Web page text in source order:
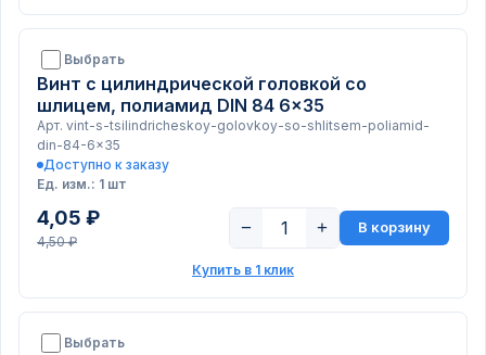
Выбрать
Винт с цилиндрической головкой со
шлицем, полиамид DIN 84 6x35
Арт. vint-s-tsilindricheskoy-golovkoy-so-shlitsem-poliamid-
din-84-6x35
Доступно к заказу
Ед. изм.: 1 шт
4,05 ₽
4,50 ₽
− + В корзину
Купить в 1 клик
Выбрать